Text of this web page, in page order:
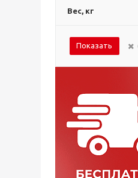
Вес, кг
Показать